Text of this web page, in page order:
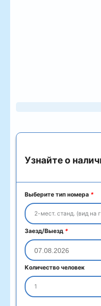
Узнайте о
Выберите тип номера *
2-мест. станд. (вид на
Заезд/Выезд *
Количество человек
1